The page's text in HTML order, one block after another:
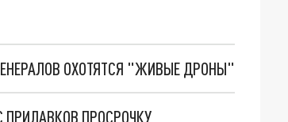
ОХОТЯТСЯ "ЖИВЫЕ ДРОНЫ"
ПРИЛАВКОВ ПРОСРОЧКУ